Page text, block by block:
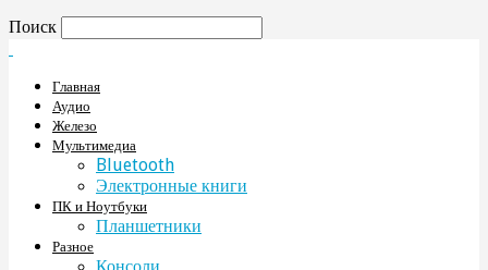
Поиск
Главная
Аудио
Железо
Мультимедиа
Bluetooth
Электронные книги
ПК и Ноутбуки
Планшетники
Разное